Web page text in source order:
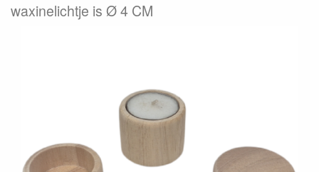
waxinelichtje is Ø 4 CM